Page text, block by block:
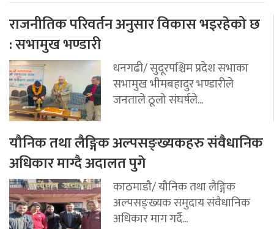
राजनीतिक परिवर्तन अनुसार विकास भइरहेको छ
: सभामुख भण्डारी
धनगढी/ सुदूरपश्चिम प्रदेश सभाका
सभामुख भीमबहादुर भण्डारीले
जनताले ठूलो संघर्षले...
यौनिक तथा लैङ्गिक अल्पसङ्ख्यकहरु संवैधानिक
अधिकार माग्दै अदालत पुगे
काठमाडौ/ यौनिक तथा लैङ्गिक
अल्पसङ्ख्यक समुदाय संवैधानिक
अधिकार माग गर्दै...